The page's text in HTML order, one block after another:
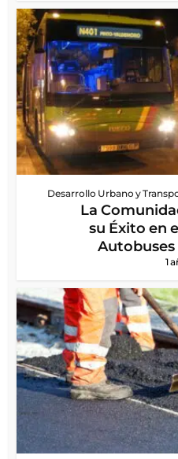
Desarrollo Urbano y
La
su Éxito en
1